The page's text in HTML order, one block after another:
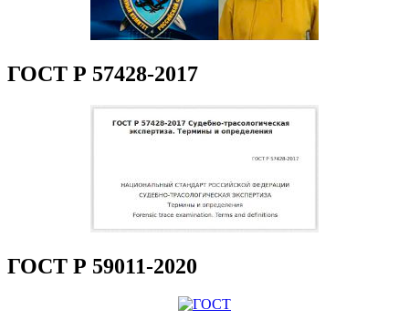
ГОСТ Р 57428-2017
ГОСТ Р 59011-2020